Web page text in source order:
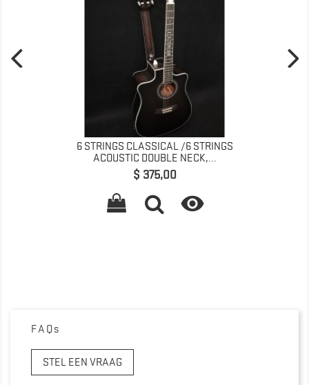
6 STRINGS CLASSICAL /6 STRINGS
ACOUSTIC DOUBLE NECK,...
Prijs
$ 375,00

FAQs
STEL EEN VRAAG